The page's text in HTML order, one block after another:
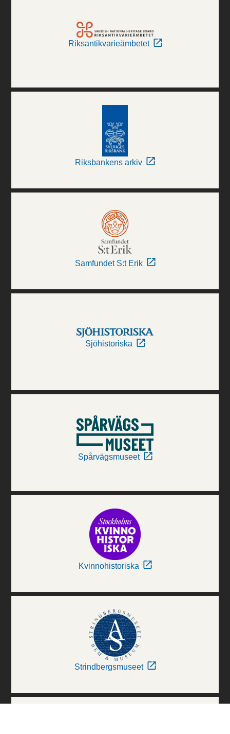
Riksantikvarieämbetet
Riksbankens arkiv
Samfundet S:t Erik
Sjöhistoriska
Spårvägsmuseet
Kvinnohistoriska
Strindbergsmuseet